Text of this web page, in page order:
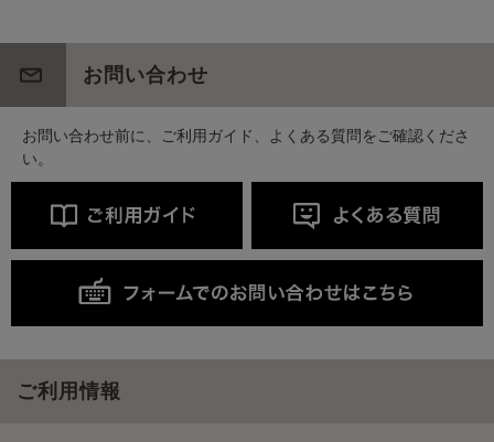
お問い合わせ
お問い合わせ前に、ご利用ガイド、よくある質問をご確認くださ
い。
ご利用情報